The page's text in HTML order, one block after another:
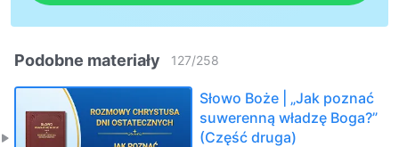
Podobne materiały 127/258
Słowo Boże | „Jak poznać
suwerenną władzę Boga?”
(Część druga)